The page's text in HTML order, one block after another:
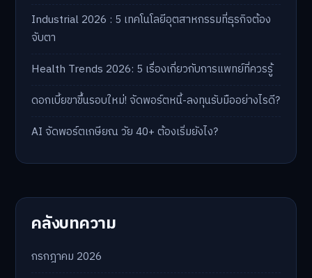
Industrial 2026 : 5 เทคโนโลยีอุตสาหกรรมที่ธุรกิจต้อง
จับตา
Health Trends 2026: 5 เรื่องเกี่ยวกับการแพทย์ที่ควรรู้
ดอกเบี้ยขาขึ้นรอบใหม่! จัดพอร์ตหนี้-ลงทุนรับมืออย่างไรดี?
AI จัดพอร์ตเกษียณ วัย 40+ ต้องเริ่มยังไง?
คลังบทความ
กรกฎาคม 2026